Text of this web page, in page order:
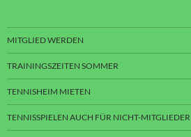
MITGLIED WERDEN
TRAININGSZEITEN SOMMER
TENNISHEIM MIETEN
TENNISSPIELEN AUCH FÜR NICHT-MITGLIEDER